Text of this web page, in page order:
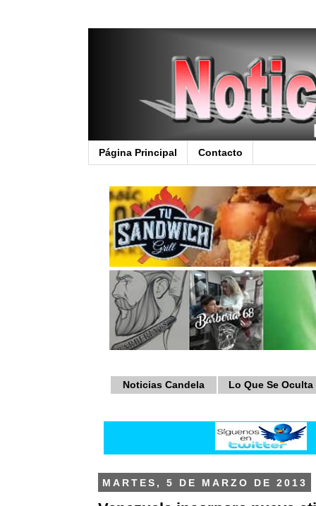
Página Principal Contacto
Noticias Candela Lo Que Se Oculta
MARTES, 5 DE MARZO DE 2013